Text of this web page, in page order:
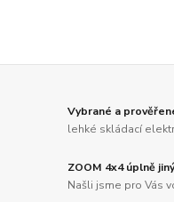
Vybrané a
lehké skládací
ZOOM 4x4 úplně
Našli jsme pro Vás